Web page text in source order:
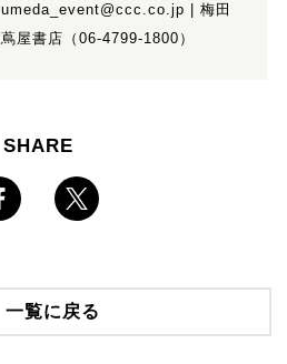
umeda_event@ccc.co.jp | 梅田
蔦屋書店（06-4799-1800）
SHARE
一覧に戻る